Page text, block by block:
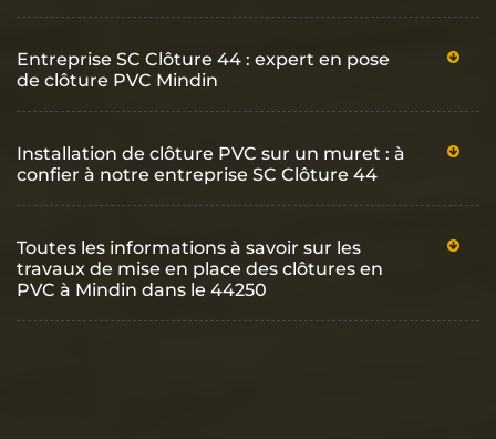
Entreprise SC Clôture 44 : expert en pose
de clôture PVC Mindin
Installation de clôture PVC sur un muret : à
confier à notre entreprise SC Clôture 44
Toutes les informations à savoir sur les
travaux de mise en place des clôtures en
PVC à Mindin dans le 44250